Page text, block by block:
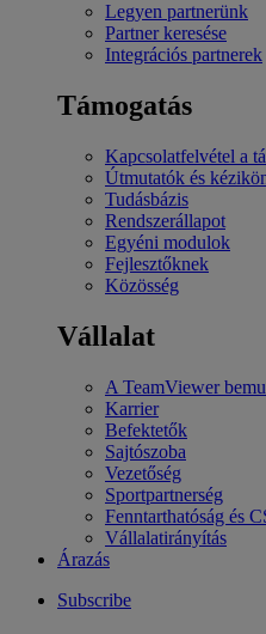
Legyen partnerünk
Partner keresése
Integrációs partnerek
Támogatás
Kapcsolatfelvétel a
Útmutatók és
Tudásbázis
Rendszerállapot
Egyéni modulok
Fejlesztőknek
Közösség
Vállalat
A TeamViewer
Karrier
Befektetők
Sajtószoba
Vezetőség
Sportpartnerség
Fenntarthatóság és
Vállalatirányítás
Árazás
Subscribe